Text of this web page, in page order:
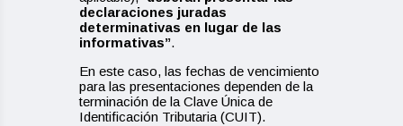
declaraciones juradas
determinativas en lugar de las
informativas”.
En este caso, las fechas de vencimiento
para las presentaciones dependen de la
terminación de la Clave Única de
Identificación Tributaria (CUIT).